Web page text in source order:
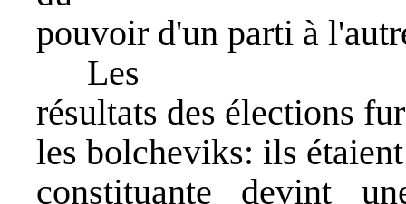
pouvoir d'un parti à
Les
résultats des élections
les bolcheviks: ils
constituante devint